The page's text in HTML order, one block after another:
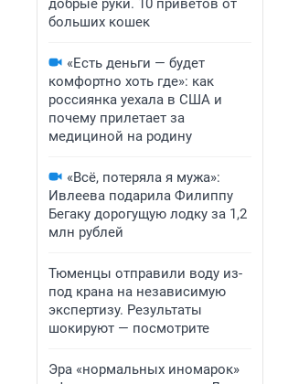
добрые руки. 10 приветов от
больших кошек
«Есть деньги — будет
комфортно хоть где»: как
россиянка уехала в США и
почему прилетает за
медициной на родину
«Всё, потеряла я мужа»:
Ивлеева подарила Филиппу
Бегаку дорогущую лодку за 1,2
млн рублей
Тюменцы отправили воду из-
под крана на независимую
экспертизу. Результаты
шокируют — посмотрите
Эра «нормальных иномарок»